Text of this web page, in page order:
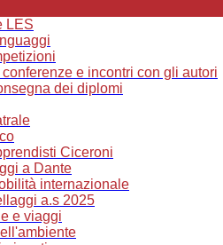
LES
e incontri con gli autori
dei diplomi
Ciceroni
a Dante
internazionale
a.s 2025
e viaggi